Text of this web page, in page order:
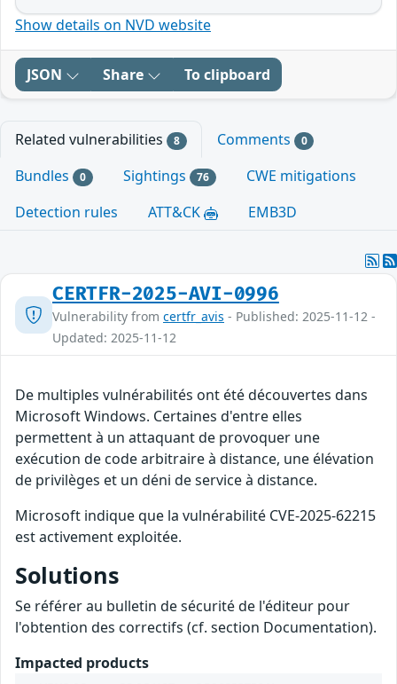
Show details on NVD website
JSON Share To clipboard
Related vulnerabilities 8 Comments 0
Bundles 0 Sightings 76
CWE mitigations
Detection rules
ATT&CK EMB3D
CERTFR-2025-AVI-0996
Vulnerability from certfr_avis - Published: 2025-11-12 -
Updated: 2025-11-12
De multiples vulnérabilités ont été découvertes dans
Microsoft Windows. Certaines d'entre elles
permettent à un attaquant de provoquer une
exécution de code arbitraire à distance, une élévation
de privilèges et un déni de service à distance.
Microsoft indique que la vulnérabilité CVE-2025-62215
est activement exploitée.
Solutions
Se référer au bulletin de sécurité de l'éditeur pour
l'obtention des correctifs (cf. section Documentation).
Impacted products